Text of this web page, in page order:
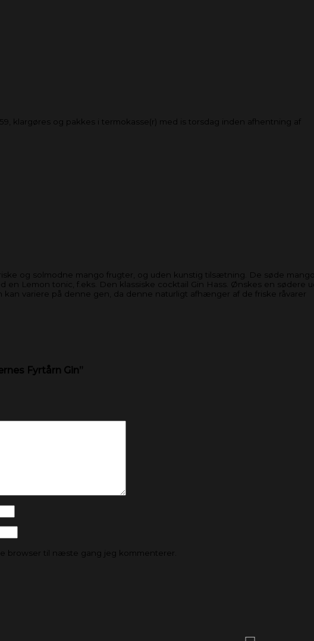
klargøres og pakkes i termokasse(r) med is torsdag inden afhentning af
og solmodne mango frugter, og uden kunstig tilsætning. De søde
Lemon tonic, f.eks. Den klassiske cocktail Gin Hass. Ønskes en sødere
kan variere på denne gen, da denne naturligt afhænger af de friske råvarer
Fyrtårn Gin”
browser til næste gang jeg kommenterer.